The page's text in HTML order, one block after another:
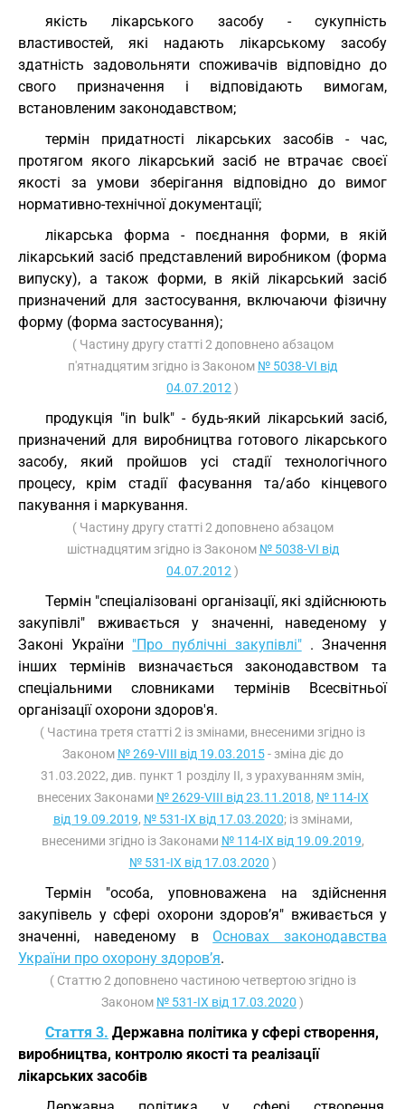
якість лікарського засобу - сукупність
властивостей, які надають лікарському засобу
здатність задовольняти споживачів відповідно до
свого призначення і відповідають вимогам,
встановленим законодавством;
термін придатності лікарських засобів - час,
протягом якого лікарський засіб не втрачає своєї
якості за умови зберігання відповідно до вимог
нормативно-технічної документації;
лікарська форма - поєднання форми, в якій
лікарський засіб представлений виробником (форма
випуску), а також форми, в якій лікарський засіб
призначений для застосування, включаючи фізичну
форму (форма застосування);
( Частину другу статті 2 доповнено абзацом
п'ятнадцятим згідно із Законом № 5038-VI від
04.07.2012 )
продукція "in bulk" - будь-який лікарський засіб,
призначений для виробництва готового лікарського
засобу, який пройшов усі стадії технологічного
процесу, крім стадії фасування та/або кінцевого
пакування і маркування.
( Частину другу статті 2 доповнено абзацом
шістнадцятим згідно із Законом № 5038-VI від
04.07.2012 )
Термін "спеціалізовані організації, які здійснюють
закупівлі" вживається у значенні, наведеному у
Законі України "Про публічні закупівлі". Значення
інших термінів визначається законодавством та
спеціальними словниками термінів Всесвітньої
організації охорони здоров'я.
( Частина третя статті 2 із змінами, внесеними згідно із
Законом № 269-VIII від 19.03.2015- зміна діє до
31.03.2022, див. пункт 1 розділу II, з урахуванням змін,
внесених Законами № 2629-VIII від 23.11.2018, № 114-IX
від 19.09.2019, № 531-IX від 17.03.2020; із змінами,
внесеними згідно із Законами № 114-IX від 19.09.2019,
№ 531-IX від 17.03.2020 )
Термін "особа, уповноважена на здійснення
закупівель у сфері охорони здоров’я" вживається у
значенні, наведеному в Основах законодавства
України про охорону здоров’я.
( Статтю 2 доповнено частиною четвертою згідно із
Законом № 531-IX від 17.03.2020 )
Стаття 3. Державна політика у сфері створення,
виробництва, контролю якості та реалізації
лікарських засобів